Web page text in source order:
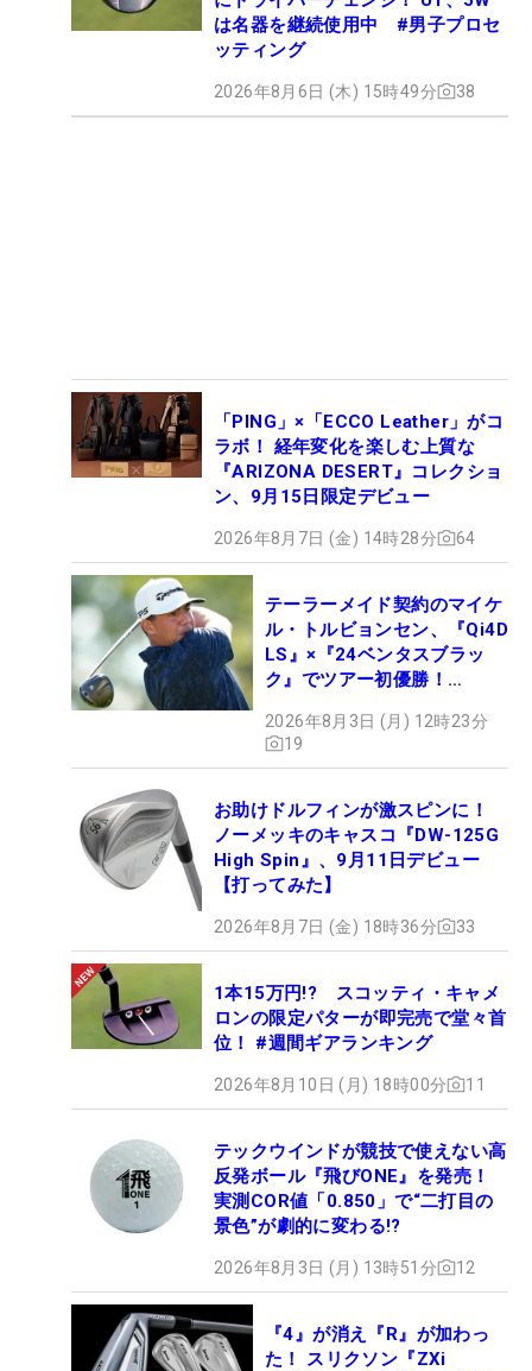
は名器を継続使用中 #男子プロセ
ッティング
2026年8月6日 (木) 15時49分 38
「PING」×「ECCO Leather」がコ
ラボ！ 経年変化を楽しむ上質な
『ARIZONA DESERT』コレクショ
ン、9月15日限定デビュー
2026年8月7日 (金) 14時28分 64
テーラーメイド契約のマイケ
ル・トルビョンセン、『Qi4D
LS』×『24ベンタスブラッ
ク』でツアー初優勝！
2026年8月3日 (月) 12時23分
19
お助けドルフィンが激スピンに！
ノーメッキのキャスコ『DW-125G
High Spin』、9月11日デビュー
【打ってみた】
2026年8月7日 (金) 18時36分 33
1本15万円!? スコッティ・キャメ
ロンの限定パターが即完売で堂々首
位！ #週間ギアランキング
2026年8月10日 (月) 18時00分 11
テックウインドが競技で使えない高
反発ボール『飛びONE』を発売！
実測COR値「0.850」で“二打目の
景色”が劇的に変わる!?
2026年8月3日 (月) 13時51分 12
『4』が消え『R』が加わっ
た！ スリクソン『ZXi